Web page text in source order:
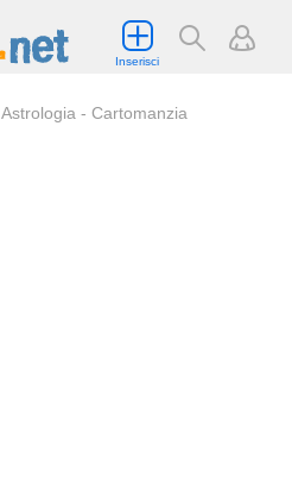
Inserisci
Astrologia - Cartomanzia